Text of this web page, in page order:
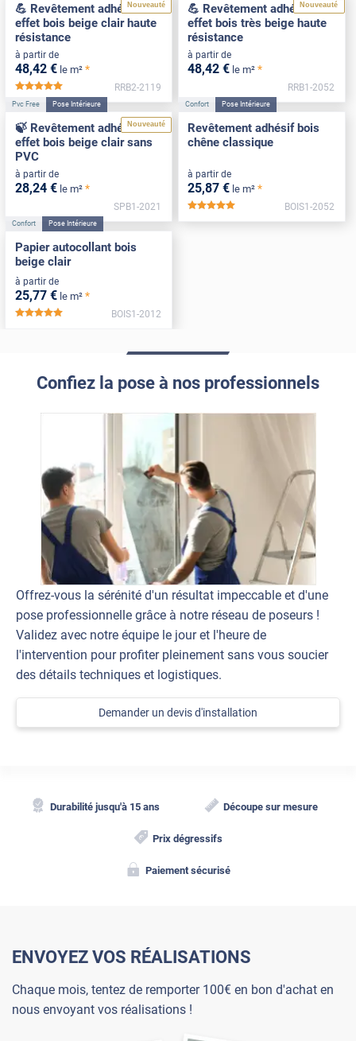
Nouveauté
💪 Revêtement adhésif
effet bois beige clair haute
résistance
à partir de
48,42 € le m² *
RRB2-2119
Nouveauté
💪 Revêtement adhésif
effet bois très beige haute
résistance
à partir de
48,42 € le m² *
RRB1-2052
Nouveauté
Pvc Free Pose Intérieure
🍃 Revêtement adhésif
effet bois beige clair sans
PVC
à partir de
28,24 € le m² *
SPB1-2021
Confort Pose Intérieure
Revêtement adhésif bois
chêne classique
à partir de
25,87 € le m² *
BOIS1-2052
Confort Pose Intérieure
Papier autocollant bois
beige clair
à partir de
25,77 € le m² *
*****
BOIS1-2012
Confiez la pose à nos professionnels
Offrez-vous la sérénité d'un résultat impeccable et d'une
pose professionnelle grâce à notre réseau de poseurs !
Validez avec notre équipe le jour et l'heure de
l'intervention pour profiter pleinement sans vous soucier
des détails techniques et logistiques.
Demander un devis d'installation
Durabilité jusqu'à 15 ans Découpe sur mesure
Prix dégressifs
Paiement sécurisé
ENVOYEZ VOS RÉALISATIONS
Chaque mois, tentez de remporter 100€ en bon d'achat en
nous envoyant vos réalisations !